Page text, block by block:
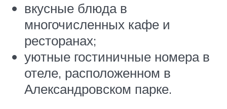
вкусные блюда в
многочисленных кафе и
ресторанах;
уютные гостиничные номера в
отеле, расположенном в
Александровском парке.